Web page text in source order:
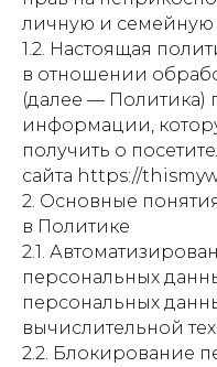
личную и семейную
1.2. Настоящая
в отношении
(далее — Политика)
информации,
получить о
сайта https://
2. Основные
в Политике
2.1.
персональных
персональных
вычислительной
2.2. Блокирование